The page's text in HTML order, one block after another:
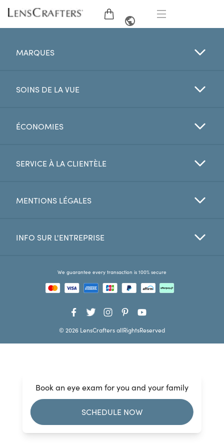
MARQUES
VERRES
OFFRES
Favorites
Book an eye exam for you and your family
SCHEDULE NOW
MARQUES
SOINS DE LA VUE
ÉCONOMIES
SERVICE À LA CLIENTÈLE
MENTIONS LÉGALES
INFO SUR L'ENTREPRISE
We guarantee every transaction is 100% secure
© 2026 LensCrafters allRightsReserved